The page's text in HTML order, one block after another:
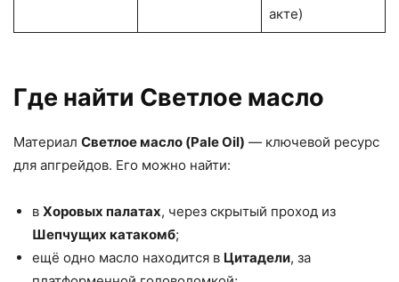
акте)​
Где найти Светлое масло
Материал Светлое масло (Pale Oil) — ключевой ресурс
для апгрейдов. Его можно найти:
в Хоровых палатах, через скрытый проход из
Шепчущих катакомб;
ещё одно масло находится в Цитадели, за